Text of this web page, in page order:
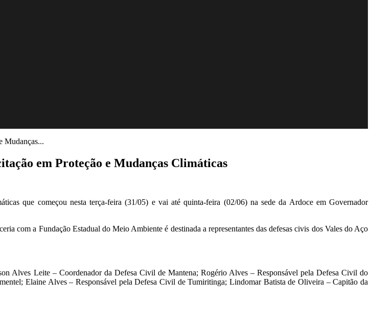
Mudanças...
em Proteção e Mudanças Climáticas
que começou nesta terça-feira (31/05) e vai até quinta-feira (02/06) na sede da Ardoce em Governador
com a Fundação Estadual do Meio Ambiente é destinada a representantes das defesas civis dos Vales do Aço
Alves Leite – Coordenador da Defesa Civil de Mantena; Rogério Alves – Responsável pela Defesa Civil do
Elaine Alves – Responsável pela Defesa Civil de Tumiritinga; Lindomar Batista de Oliveira – Capitão da